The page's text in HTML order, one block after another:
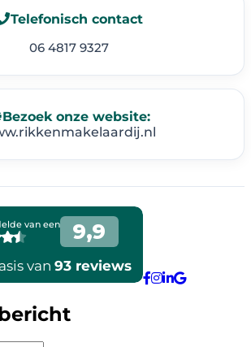
Telefonisch contact
06 4817 9327
Bezoek onze website: